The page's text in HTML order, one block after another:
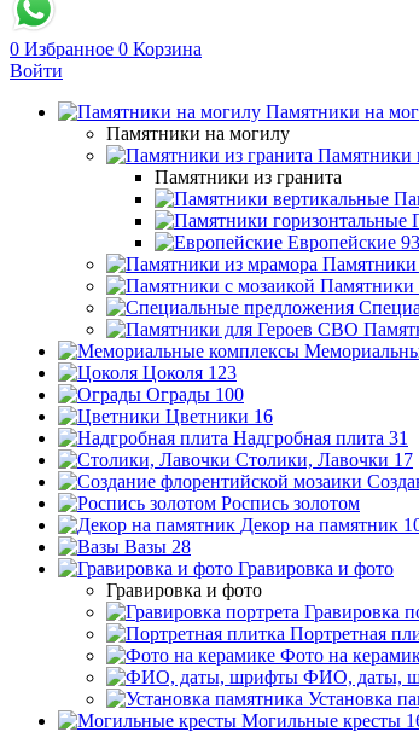
0 Избранное 0 Корзина
Войти
Памятники на
Памятники на могилу
Памятники
Памятники из гранита
Европейские 93
Памятники
Памятники
Цоколя 123
Ограды 100
Цветники 16
Надгробная плита 31
Столики, Лавочки 17
Роспись золотом
Декор на памятник
Вазы 28
Гравировка и фото
Гравировка и фото
Гравировка
Портретная
Фото на
ФИО, даты,
Установка
Могильные кресты